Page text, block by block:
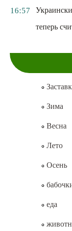
16:57
теперь
Зима
Весна
Лето
Осень
еда